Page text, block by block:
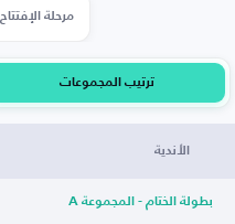
مرحلة الإفتتاح
ترتيب المجموعات
الأندية
بطولة الختام - المجموعة A